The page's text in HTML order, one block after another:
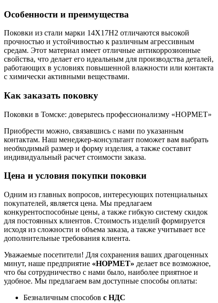
Особенности и преимущества
Поковки из стали марки 14Х17Н2 отличаются высокой
прочностью и устойчивостью к различным агрессивным
средам. Этот материал имеет отличные антикоррозионные
свойства, что делает его идеальным для производства деталей,
работающих в условиях повышенной влажности или контакта
с химически активными веществами.
Как заказать поковку
Поковки в Томске: доверьтесь профессионализму «НОРМЕТ»
Приобрести можно, связавшись с нами по указанным
контактам. Наш менеджер-консультант поможет вам выбрать
необходимый размер и форму изделия, а также составит
индивидуальный расчет стоимости заказа.
Цена и условия покупки поковки
Одним из главных вопросов, интересующих потенциальных
покупателей, является цена. Мы предлагаем
конкурентоспособные цены, а также гибкую систему скидок
для постоянных клиентов. Стоимость изделий формируется
исходя из сложности и объема заказа, а также учитывает все
дополнительные требования клиента.
Уважаемые посетители! Для сохранения ваших драгоценных
минут, наше предприятие «НОРМЕТ» делает все возможное,
что бы сотрудничество с нами было, наиболее приятное и
удобное. Мы предлагаем вам доступные способы оплаты:
Безналичным способов с НДС